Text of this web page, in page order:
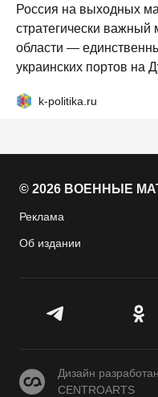
Россия на выходных
стратегически важный
области —
украинских портов на
k-politika.ru
© 2026 ВОЕННЫЕ
Реклама
Об издании
CENTROARTS